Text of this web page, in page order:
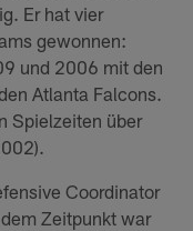
Er hat vier
gewonnen:
und 2006 mit den
Atlanta Falcons.
Spielzeiten über
Coordinator
Zeitpunkt war